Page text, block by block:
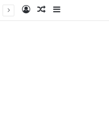
Log InArtigo Aleatório
Sidebar